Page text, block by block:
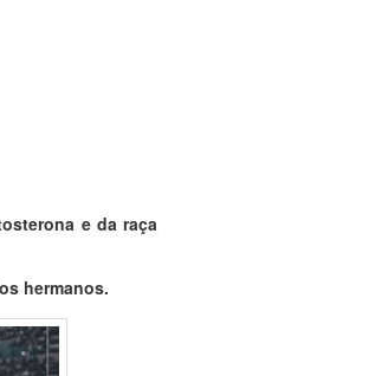
e da raça
hermanos.